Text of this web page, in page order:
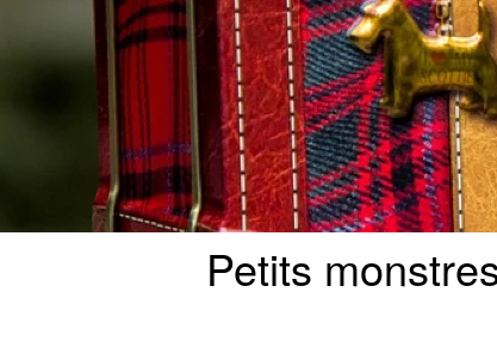
Petits